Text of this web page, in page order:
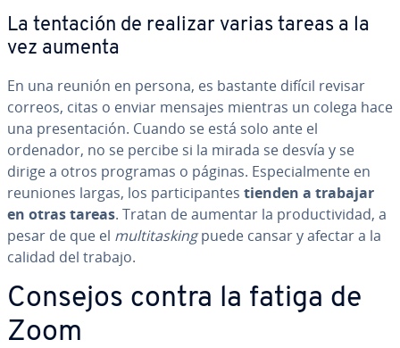
La tentación de realizar varias tareas a la
vez aumenta
En una reunión en persona, es bastante difícil revisar
correos, citas o enviar mensajes mientras un colega hace
una pre­se­n­ta­ción. Cuando se está solo ante el
ordenador, no se percibe si la mirada se desvía y se
dirige a otros programas o páginas. Es­pe­cia­l­me­n­te en
reuniones largas, los pa­r­ti­ci­pa­n­tes tienden a trabajar
en otras tareas. Tratan de aumentar la pro­du­c­ti­vi­dad, a
pesar de que el mu­l­ti­ta­s­ki­ngpuede cansar y afectar a la
calidad del trabajo.
Consejos contra la fatiga de
Zoom